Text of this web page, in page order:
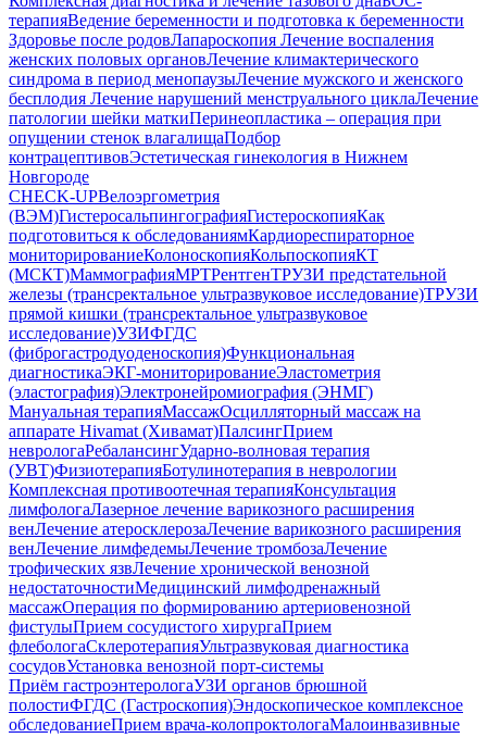
терапияВедение беременности и подготовка к беременности
Здоровье после родовЛапароскопия Лечение воспаления
женских половых органовЛечение климактерического
синдрома в период менопаузыЛечение мужского и женского
бесплодия Лечение нарушений менструального циклаЛечение
патологии шейки маткиПеринеопластика – операция при
опущении стенок влагалищаПодбор
контрацептивовЭстетическая гинекология в Нижнем
Новгороде
CHECK-UPВелоэргометрия
(ВЭМ)ГистеросальпингографияГистероскопияКак
подготовиться к обследованиямКардиореспираторное
мониторированиеКолоноскопияКольпоскопияКТ
(МСКТ)МаммографияМРТРентгенТРУЗИ предстательной
железы (трансректальное ультразвуковое исследование)ТРУЗИ
прямой кишки (трансректальное ультразвуковое
исследование)УЗИФГДС
(фиброгастродуоденоскопия)Функциональная
диагностикаЭКГ-мониторированиеЭластометрия
(эластография)Электронейромиография (ЭНМГ)
Мануальная терапияМассажОсцилляторный массаж на
аппарате Hivamat (Хивамат)ПалсингПрием
неврологаРебалансингУдарно-волновая терапия
(УВТ)ФизиотерапияБотулинотерапия в неврологии
Комплексная противоотечная терапияКонсультация
лимфологаЛазерное лечение варикозного расширения
венЛечение атеросклерозаЛечение варикозного расширения
венЛечение лимфедемыЛечение тромбозаЛечение
трофических язвЛечение хронической венозной
недостаточностиМедицинский лимфодренажный
массажОперация по формированию артериовенозной
фистулыПрием сосудистого хирургаПрием
флебологаСклеротерапияУльтразвуковая диагностика
сосудовУстановка венозной порт-системы
Приём гастроэнтерологаУЗИ органов брюшной
полостиФГДС (Гастроскопия)Эндоскопическое комплексное
обследованиеПрием врача-колопроктологаМалоинвазивные